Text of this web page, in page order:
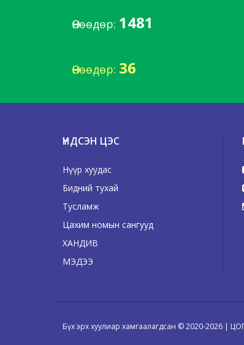
Өнөөдөр: 1481
Өнөөдөр: 36
ҮНДСЭН ЦЭС
Нүүр хуудас
Бидний тухай
Тусламж
Цахим номын сангууд
ХАНДИВ
МЭДЭЭ
Бүх эрх хуулиар хамгаалагдсан © 2020-2026 |